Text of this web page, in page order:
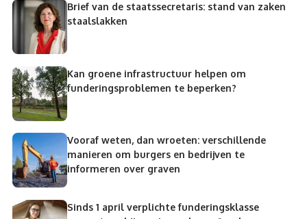
Brief van de staatssecretaris: stand van zaken
staalslakken
Kan groene infrastructuur helpen om
funderingsproblemen te beperken?
Vooraf weten, dan wroeten: verschillende
manieren om burgers en bedrijven te
informeren over graven
Sinds 1 april verplichte funderingsklasse